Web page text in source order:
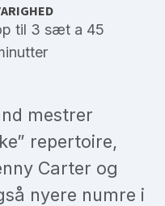
til 3 sæt a 45
mestrer
repertoire,
Carter og
nyere numre i